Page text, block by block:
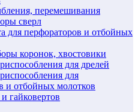
перемешивания
сверл
для перфораторов и отбойных
коронок, хвостовики
для дрелей
для
и отбойных молотков
гайковертов